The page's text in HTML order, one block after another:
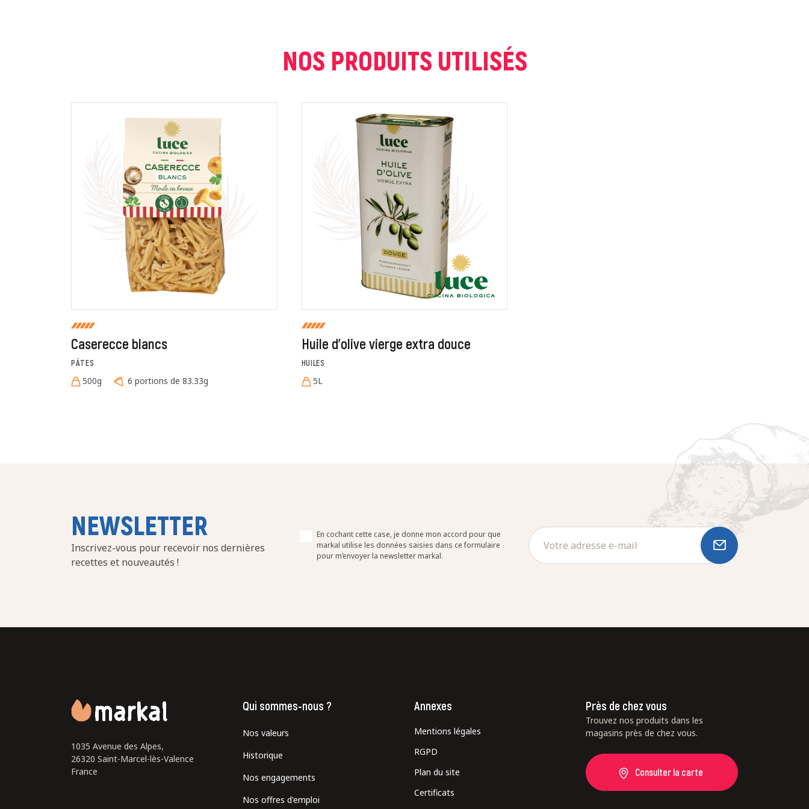
En cochant cette case, je donne mon accord pour que markal utilise les données saisies dans ce formulaire pour traiter et afficher le nom saisi, la note et le
commentaire de manière publique sur cette page. Pour plus d'informations sur le traitement de ces données, consulter la page des mentions légales. *
Fermer Envoyer
NOS PRODUITS UTILISÉS
Caserecce blancs
PÂTES
500g 6 portions de 83.33g
Huile d'olive vierge extra douce
HUILES
5L
NEWSLETTER
Inscrivez-vous pour recevoir nos dernières
recettes et nouveautés !
En cochant cette case, je donne mon accord pour que
markal utilise les données saisies dans ce formulaire
pour m’envoyer la newsletter markal.
1035 Avenue des Alpes,
26320 Saint-Marcel-lès-Valence
France
Qui sommes-nous ?
Nos valeurs
Historique
Nos engagements
Nos offres d'emploi
Annexes
Mentions légales
RGPD
Plan du site
Certificats
Près de chez vous
Trouvez nos produits dans les
magasins près de chez vous.
Consulter la carte